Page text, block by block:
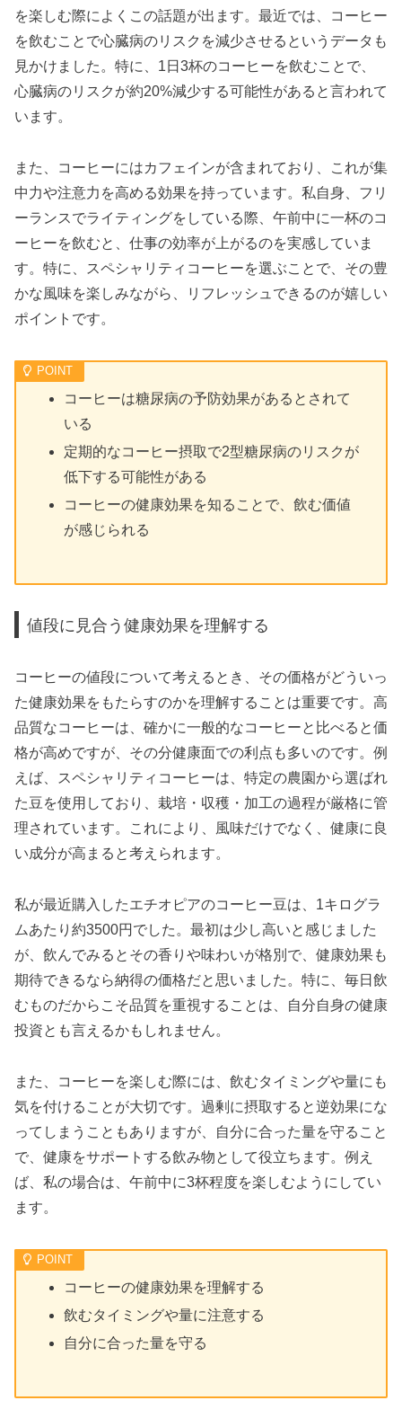
を楽しむ際によくこの話題が出ます。最近では、コーヒー
を飲むことで心臓病のリスクを減少させるというデータも
見かけました。特に、1日3杯のコーヒーを飲むことで、
心臓病のリスクが約20%減少する可能性があると言われて
います。
また、コーヒーにはカフェインが含まれており、これが集
中力や注意力を高める効果を持っています。私自身、フリ
ーランスでライティングをしている際、午前中に一杯のコ
ーヒーを飲むと、仕事の効率が上がるのを実感していま
す。特に、スペシャリティコーヒーを選ぶことで、その豊
かな風味を楽しみながら、リフレッシュできるのが嬉しい
ポイントです。
コーヒーは糖尿病の予防効果があるとされて
いる
定期的なコーヒー摂取で2型糖尿病のリスクが
低下する可能性がある
コーヒーの健康効果を知ることで、飲む価値
が感じられる
値段に見合う健康効果を理解する
コーヒーの値段について考えるとき、その価格がどういっ
た健康効果をもたらすのかを理解することは重要です。高
品質なコーヒーは、確かに一般的なコーヒーと比べると価
格が高めですが、その分健康面での利点も多いのです。例
えば、スペシャリティコーヒーは、特定の農園から選ばれ
た豆を使用しており、栽培・収穫・加工の過程が厳格に管
理されています。これにより、風味だけでなく、健康に良
い成分が高まると考えられます。
私が最近購入したエチオピアのコーヒー豆は、1キログラ
ムあたり約3500円でした。最初は少し高いと感じました
が、飲んでみるとその香りや味わいが格別で、健康効果も
期待できるなら納得の価格だと思いました。特に、毎日飲
むものだからこそ品質を重視することは、自分自身の健康
投資とも言えるかもしれません。
また、コーヒーを楽しむ際には、飲むタイミングや量にも
気を付けることが大切です。過剰に摂取すると逆効果にな
ってしまうこともありますが、自分に合った量を守ること
で、健康をサポートする飲み物として役立ちます。例え
ば、私の場合は、午前中に3杯程度を楽しむようにしてい
ます。
コーヒーの健康効果を理解する
飲むタイミングや量に注意する
自分に合った量を守る